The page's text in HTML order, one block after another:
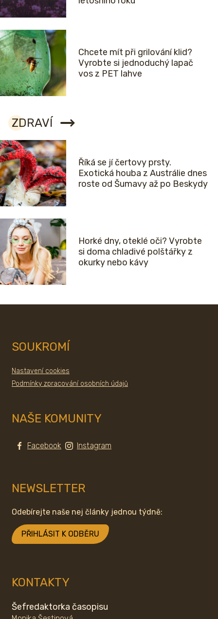
Chcete mít při grilování klid?
Vyrobte si jednoduchý lapač
vos z PET lahve
ZDRAVÍ
Říká se jí čertovy prsty.
Exotická houba z Austrálie dnes
roste od Šumavy až po Beskydy
Horké dny, oteklé oči? Vyrobte
si doma chladivé polštářky z
okurky nebo kávy
SOUKROMÍ
Nastavení cookies
Podmínky zpracování osobních údajů
NAŠE KOMUNITY
Facebook Instagram
NEWSLETTER
Odebírejte naše nej články jednou týdně:
PŘIHLÁSIT K ODBĚRU
KONTAKTY
Šefredaktorka časopisu